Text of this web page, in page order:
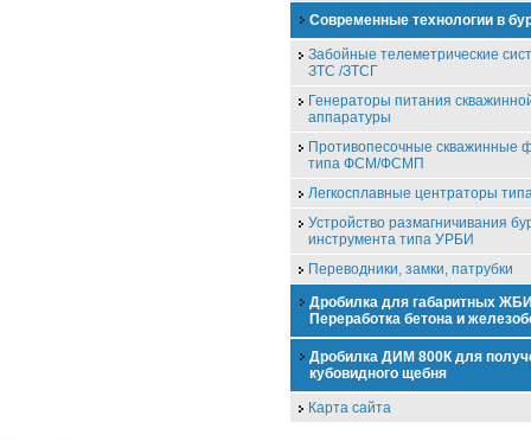
Современные технологии в
Забойные телеметрические
ЗТС /ЗТСГ
Генераторы питания
аппаратуры
Противопесочные скважинные
типа ФСМ/ФСМП
Легкосплавные центраторы
Устройство размагничивания
инструмента типа УРБИ
Переводники, замки, патрубки
Дробилка для габаритных
Переработка бетона и
Дробилка ДИМ 800К для
кубовидного щебня
Карта сайта